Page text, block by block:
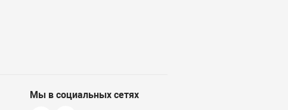
Мы в социальных сетях